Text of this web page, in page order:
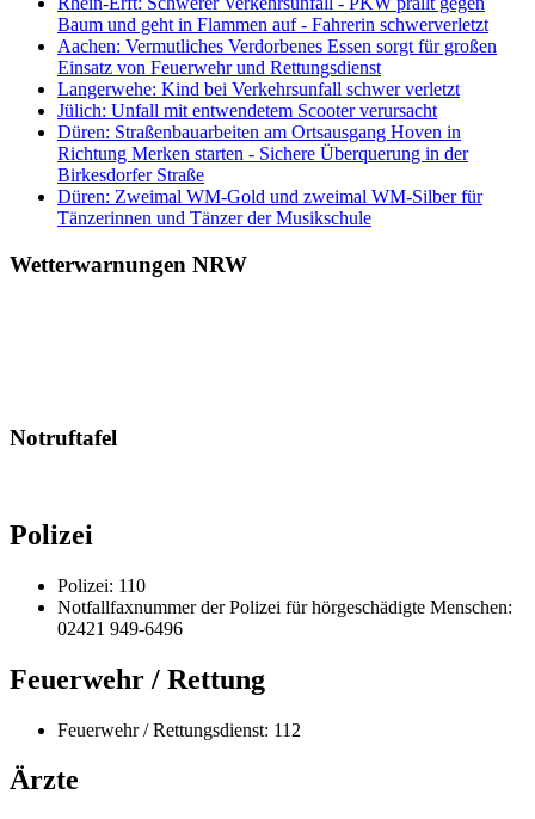
Baum und geht in Flammen auf - Fahrerin schwerverletzt
Aachen: Vermutliches Verdorbenes Essen sorgt für großen
Einsatz von Feuerwehr und Rettungsdienst
Langerwehe: Kind bei Verkehrsunfall schwer verletzt
Jülich: Unfall mit entwendetem Scooter verursacht
Düren: Straßenbauarbeiten am Ortsausgang Hoven in
Richtung Merken starten - Sichere Überquerung in der
Birkesdorfer Straße
Düren: Zweimal WM-Gold und zweimal WM-Silber für
Tänzerinnen und Tänzer der Musikschule
Wetterwarnungen NRW
Notruftafel
Polizei
Polizei: 110
Notfallfaxnummer der Polizei für hörgeschädigte Menschen:
02421 949-6496
Feuerwehr / Rettung
Feuerwehr / Rettungsdienst: 112
Ärzte